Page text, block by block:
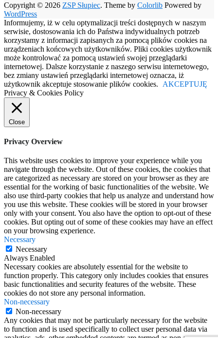
Copyright © 2026 ZSP Słupiec. Theme by Colorlib Powered by
WordPress
Informujemy, iż w celu optymalizacji treści dostępnych w naszym
serwisie, dostosowania ich do Państwa indywidualnych potrzeb
korzystamy z informacji zapisanych za pomocą plików cookies na
urządzeniach końcowych użytkowników. Pliki cookies użytkownik
może kontrolować za pomocą ustawień swojej przeglądarki
internetowej. Dalsze korzystanie z naszego serwisu internetowego,
bez zmiany ustawień przeglądarki internetowej oznacza, iż
użytkownik akceptuje stosowanie plików cookies.
AKCEPTUJĘ
Privacy & Cookies Policy
Close
Privacy Overview
This website uses cookies to improve your experience while you
navigate through the website. Out of these cookies, the cookies that
are categorized as necessary are stored on your browser as they are
essential for the working of basic functionalities of the website. We
also use third-party cookies that help us analyze and understand how
you use this website. These cookies will be stored in your browser
only with your consent. You also have the option to opt-out of these
cookies. But opting out of some of these cookies may have an effect
on your browsing experience.
Necessary
Necessary
Always Enabled
Necessary cookies are absolutely essential for the website to
function properly. This category only includes cookies that ensures
basic functionalities and security features of the website. These
cookies do not store any personal information.
Non-necessary
Non-necessary
Any cookies that may not be particularly necessary for the website
to function and is used specifically to collect user personal data via